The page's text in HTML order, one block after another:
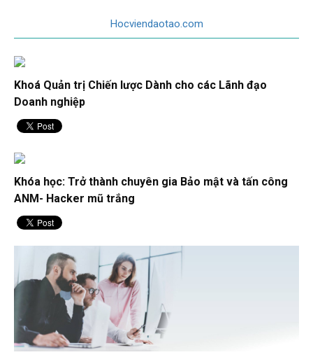
Hướng dẫn cách chèn chữ trong Adobe Premiere chi tiết
Những cập nhật AI mới trên Photoshop 2024
5 hiệu ứng chữ đẹp - Cách làm hiệu ứng gõ chữ trong
Premiere
Hocviendaotao.com
Khoá Quản trị Chiến lược Dành cho các Lãnh đạo
Doanh nghiệp
Khóa học: Trở thành chuyên gia Bảo mật và tấn công
ANM- Hacker mũ trắng